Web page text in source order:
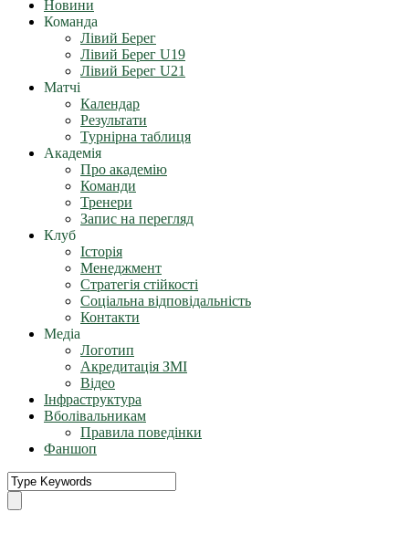
Новини
Команда
Лівий Берег
Лівий Берег U19
Лівий Берег U21
Матчі
Календар
Результати
Турнірна таблиця
Академія
Про академію
Команди
Тренери
Запис на перегляд
Клуб
Історія
Менеджмент
Стратегія стійкості
Соціальна відповідальність
Контакти
Медіа
Логотип
Акредитація ЗМІ
Відео
Інфраструктура
Вболівальникам
Правила поведінки
Фаншоп